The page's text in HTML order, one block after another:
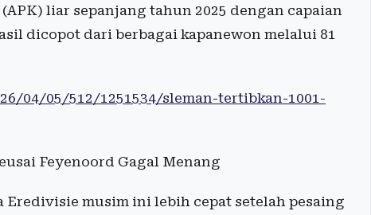
liar sepanjang tahun 2025 dengan capaian
dicopot dari berbagai kapanewon melalui 81
04/05/512/1251534/sleman-tertibkan-1001-
Feyenoord Gagal Menang
musim ini lebih cepat setelah pesaing